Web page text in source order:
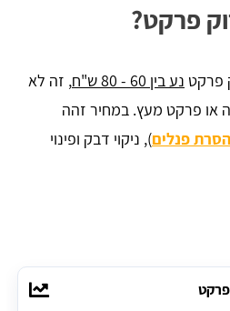
פרקט?
פרקט נע בין 60 - 80 ש"ח
, זה לא
או פרקט מעץ. במחיר זהה
הסרת פנלים), ניקוי דבק ופינוי